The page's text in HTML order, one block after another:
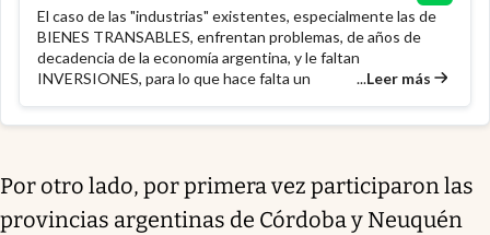
El caso de las "industrias" existentes, especialmente las de
BIENES TRANSABLES, enfrentan problemas, de años de
decadencia de la economía argentina, y le faltan
INVERSIONES, para lo que hace falta un
...Leer más
Por otro lado, por primera vez participaron las
provincias argentinas de Córdoba y Neuquén